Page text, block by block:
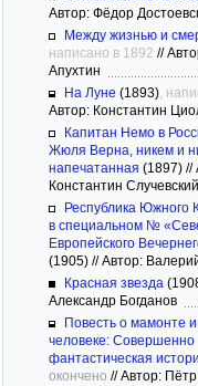
Автор: Фёдор
Между жизнью и
написано в 1892 //
Апухтин
На Луне (1893) ,
Автор: Константин
Капитан Немо в
Жюля Верна, никем и
напечатанная (1897) //
Константин Случевский
Республика Южного
в специальном №
Европейского
(1905) //Автор:
Красная звезда
Александр Богданов
Повесть о мамонте
человеке: Совершенно
фантастическая
окончено //Автор: